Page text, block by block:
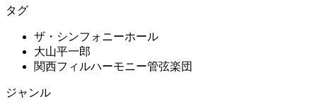
タグ
ザ・シンフォニーホール
大山平一郎
関西フィルハーモニー管弦楽団
ジャンル